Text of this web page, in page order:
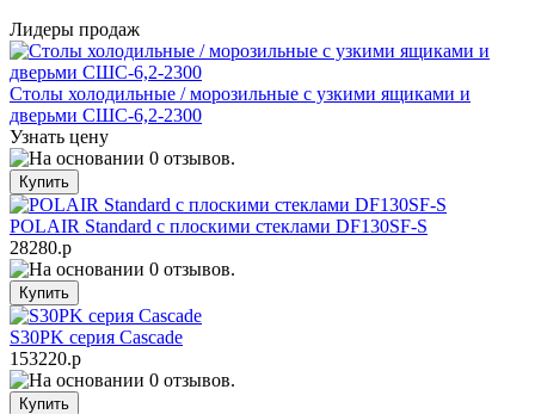
Лидеры продаж
Столы холодильные / морозильные с узкими ящиками и
дверьми СШС-6,2-2300
Узнать цену
POLAIR Standard с плоскими стеклами DF130SF-S
28280.р
S30PK серия Cascade
153220.р